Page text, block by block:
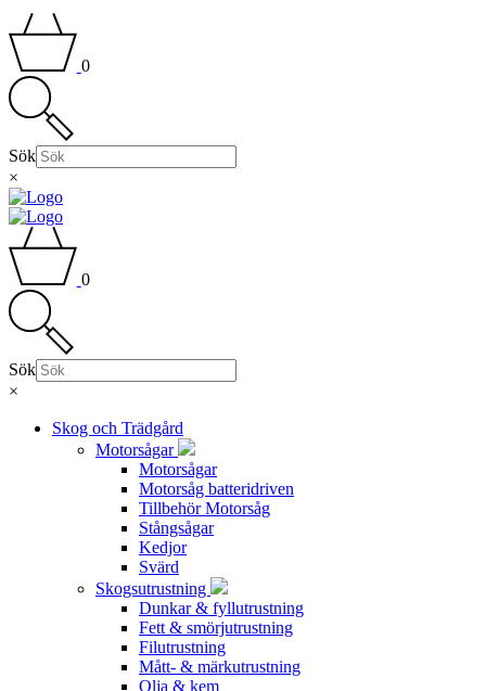
0
Sök
×
0
Sök
×
Skog och Trädgård
Motorsågar
Motorsågar
Motorsåg batteridriven
Tillbehör Motorsåg
Stångsågar
Kedjor
Svärd
Skogsutrustning
Dunkar & fyllutrustning
Fett & smörjutrustning
Filutrustning
Mått- & märkutrustning
Olja & kem